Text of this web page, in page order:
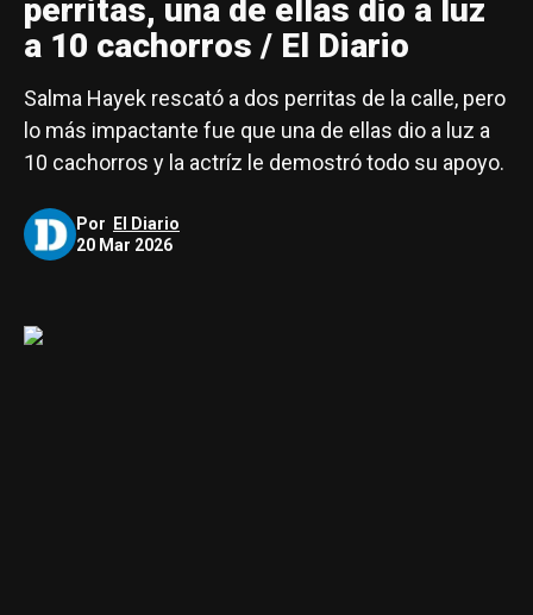
perritas, una de ellas dio a luz
a 10 cachorros / El Diario
Salma Hayek rescató a dos perritas de la calle, pero
lo más impactante fue que una de ellas dio a luz a
10 cachorros y la actríz le demostró todo su apoyo.
Por
El Diario
20 Mar 2026